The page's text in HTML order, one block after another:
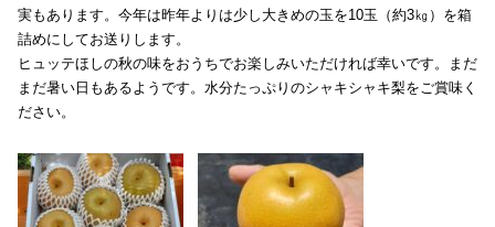
実もあります。今年は昨年よりは少し大きめの玉を10玉（約3㎏）を箱
詰めにしてお送りします。
ヒュッテほしの秋の味をおうちでお楽しみいただければ幸いです。まだ
まだ暑い日もあるようです。水分たっぷりのシャキシャキ梨をご賞味く
ださい。